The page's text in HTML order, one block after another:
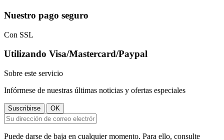
Nuestro pago seguro
Con SSL
Utilizando Visa/Mastercard/Paypal
Sobre este servicio
Infórmese de nuestras últimas noticias y ofertas especiales
Puede darse de baja en cualquier momento. Para ello, consulte